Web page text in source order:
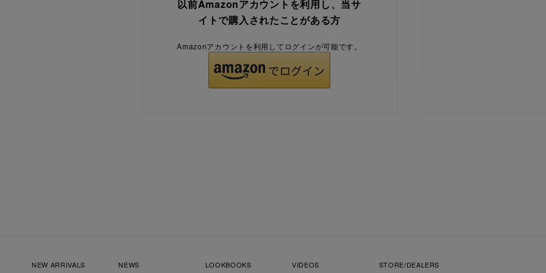
以前Amazonアカウントを利用し、当サ
イトで購入されたことがある方
Amazonアカウントを利用してログインが可能です。
NEW ARRIVALS NEWS LOOKBOOKS VIDEOS STORE/DEALERS